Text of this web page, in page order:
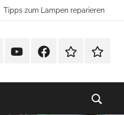
Tipps zum Lampen reparieren
YouTubeFacebook
TikTok